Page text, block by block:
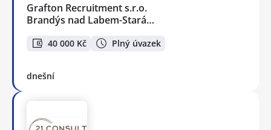
Grafton Recruitment s.r.o.
Brandýs nad Labem-Stará…
40 000 Kč Plný úvazek
dnešní